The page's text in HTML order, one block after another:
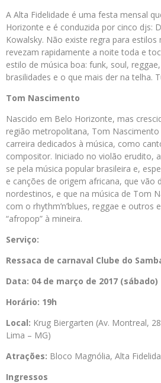
A Alta Fidelidade é uma festa mensal
Horizonte e é conduzida por cinco djs:
Kowalsky. Não existe regra para estilos
revezam rapidamente a noite toda e
estilo de música boa: funk, soul,
brasilidades e o que mais der na telha.
Tom Nascimento
Nascido em Belo Horizonte, mas
região metropolitana, Tom Nascimento
carreira dedicados à música, como
compositor. Iniciado no violão erudito,
se pela música popular brasileira e,
e canções de origem africana, que vão
nordestinos, e que na música de Tom
com o rhythm’n’blues, reggae e outros
“afropop” à mineira.
Serviço:
Ressaca de carnaval Clube do
Data: 04 de março de 2017 (sábado)
Horário: 19h
Local: Krug Biergarten (Av. Montreal,
Lima – MG)
Atrações: Bloco Magnólia, Alta
Ingressos